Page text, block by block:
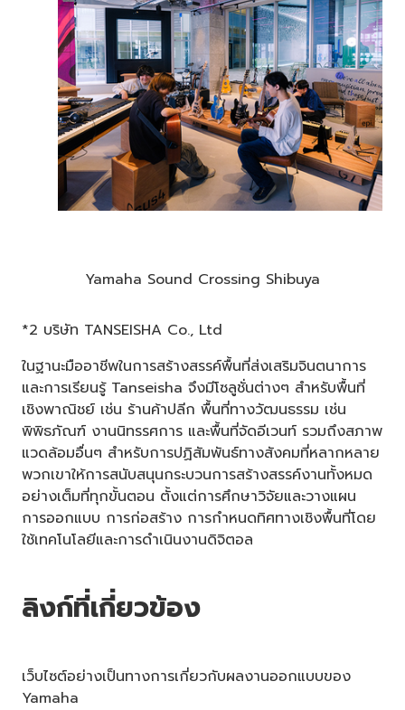
Yamaha Sound Crossing Shibuya
*2 บริษัท TANSEISHA Co., Ltd
ในฐานะมืออาชีพในการสร้างสรรค์พื้นที่ส่งเสริมจินตนาการ
และการเรียนรู้ Tanseisha จึงมีโซลูชั่นต่างๆ สำหรับพื้นที่
เชิงพาณิชย์ เช่น ร้านค้าปลีก พื้นที่ทางวัฒนธรรม เช่น
พิพิธภัณฑ์ งานนิทรรศการ และพื้นที่จัดอีเวนท์ รวมถึงสภาพ
แวดล้อมอื่นๆ สำหรับการปฏิสัมพันธ์ทางสังคมที่หลากหลาย
พวกเขาให้การสนับสนุนกระบวนการสร้างสรรค์งานทั้งหมด
อย่างเต็มที่ทุกขั้นตอน ตั้งแต่การศึกษาวิจัยและวางแผน
การออกแบบ การก่อสร้าง การกำหนดทิศทางเชิงพื้นที่โดย
ใช้เทคโนโลยีและการดำเนินงานดิจิตอล
ลิงก์ที่เกี่ยวข้อง
เว็บไซต์อย่างเป็นทางการเกี่ยวกับผลงานออกแบบของ
Yamaha